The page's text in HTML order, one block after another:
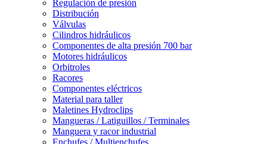
Regulación de presión
Distribución
Válvulas
Cilindros hidráulicos
Componentes de alta presión 700 bar
Motores hidráulicos
Orbitroles
Racores
Componentes eléctricos
Material para taller
Maletines Hydroclips
Mangueras / Latiguillos / Terminales
Manguera y racor industrial
Enchufes / Multienchufes